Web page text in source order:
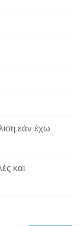
εάν έχω
και